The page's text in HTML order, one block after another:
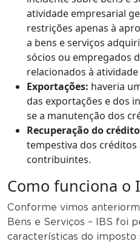
atividade empresarial
restrições apenas à
a bens e serviços
sócios ou empregados
relacionados à
Exportações: haveria
das exportações e dos
se a manutenção dos
Recuperação do crédito
tempestiva dos
contribuintes.
Como funciona o
Conforme vimos
Bens e Serviços – IBS foi
características do imposto